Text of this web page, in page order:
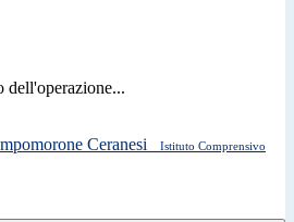
dell'operazione...
Istituto Comprensivo